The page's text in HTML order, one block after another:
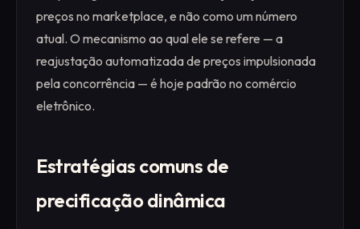
preços no marketplace, e não como um número
atual. O mecanismo ao qual ele se refere — a
reajustação automatizada de preços impulsionada
pela concorrência — é hoje padrão no comércio
eletrônico.
Estratégias comuns de
precificação dinâmica